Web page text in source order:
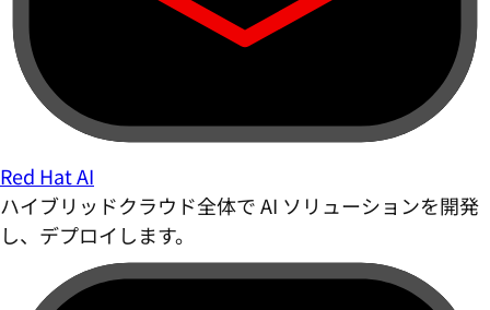
Red Hat AI
ハイブリッドクラウド全体で AI ソリューションを開発
し、デプロイします。